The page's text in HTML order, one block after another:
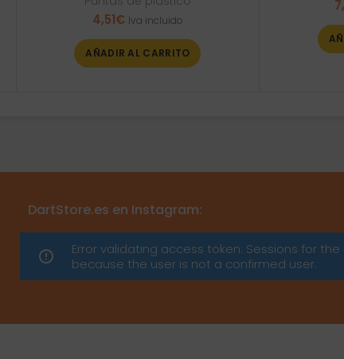
4,51€ Iva incluido
AÑADIR AL CARRITO
DartStore.es en Instagram:
Error validating access token: Sessions for
because the user is not a confirmed user.